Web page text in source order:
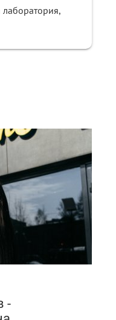
лаборатория,
-